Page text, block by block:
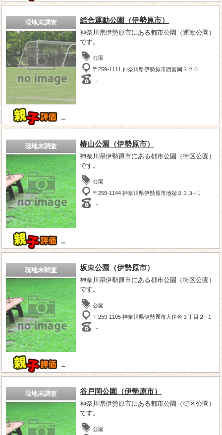
現地未調査
－
総合運動公園（伊勢原市）
神奈川県伊勢原市にある都市公園（運動公園）
です。
公園
〒259-1111 神奈川県伊勢原市西富岡３２０
－
現地未調査
－
椿山公園（伊勢原市）
神奈川県伊勢原市にある都市公園（街区公園）
です。
公園
〒259-1144 神奈川県伊勢原市池端２３３−１
－
現地未調査
－
坂東公園（伊勢原市）
神奈川県伊勢原市にある都市公園（街区公園）
です。
公園
〒259-1105 神奈川県伊勢原市大住台３丁目２−１
－
現地未調査 谷戸岡公園（伊勢原市）
神奈川県伊勢原市にある都市公園（街区公園）
です。
公園